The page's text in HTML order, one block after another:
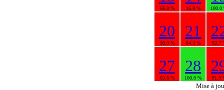
66.8 % 16.8 % 100.0
20
98.9 %
21
84.3 % 92.7
27
63.6 %
28
100.0 % 91.9
Mise à